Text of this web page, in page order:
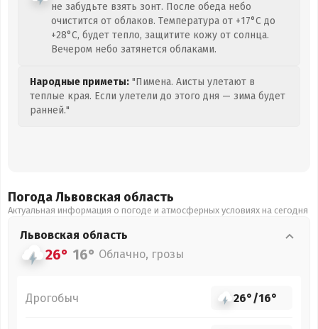
не забудьте взять зонт. После обеда небо
очистится от облаков. Температура от +17°C до
+28°C, будет тепло, защитите кожу от солнца.
Вечером небо затянется облаками.
Народные приметы: "Пимена. Аисты улетают в
теплые края. Если улетели до этого дня — зима будет
ранней."
Погода Львовская область
Актуальная информация о погоде и атмосферных условиях на сегодня
Львовская область
26° 16° Облачно, грозы
Дрогобыч 26°/16°